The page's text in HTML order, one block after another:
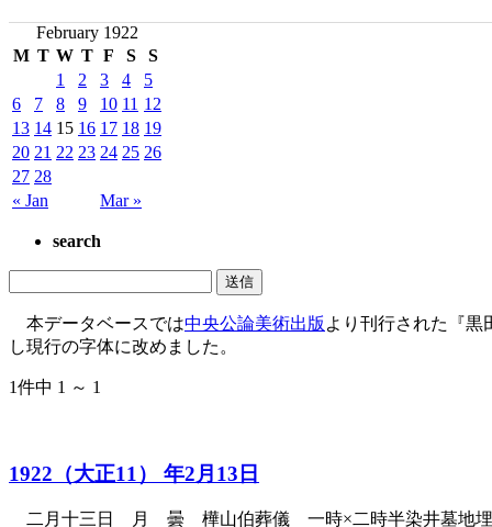
February 1922
M T W T F S S
« Jan Mar »
1 2 3 4
5
6
7 8 9 10 11 12
13 14 15 16 17 18 19
20 21 22 23 24 25 26
27 28
search
本データベースでは中央公論美術出版 より刊行された『黒
し現行の字体に改めました。
1件中 1 ～ 1
1922（大正11） 年2月13日
二月十三日 月 曇 樺山伯葬儀 一時×二時半染井墓地埋